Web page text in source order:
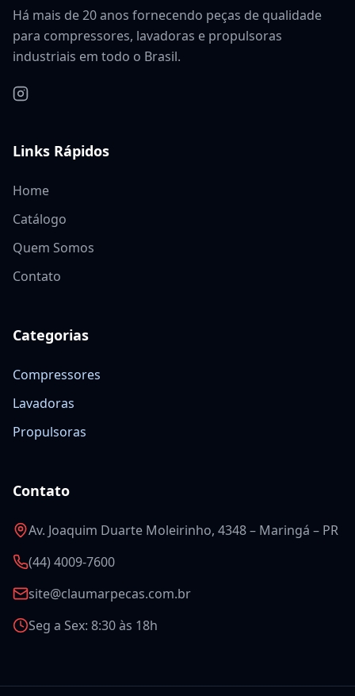
Há mais de 20 anos fornecendo peças de qualidade
para compressores, lavadoras e propulsoras
industriais em todo o Brasil.
Links Rápidos
Home
Catálogo
Quem Somos
Contato
Categorias
Compressores
Lavadoras
Propulsoras
Contato
Av. Joaquim Duarte Moleirinho, 4348 – Maringá – PR
(44) 4009-7600
site@claumarpecas.com.br
Seg a Sex: 8:30 às 18h